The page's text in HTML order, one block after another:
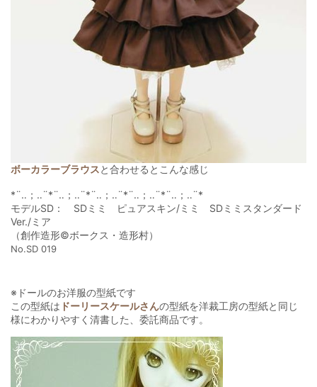
ボーカラーブラウスと合わせるとこんな感じ
*¨‥；‥¨*¨‥；‥¨*¨‥；‥¨*¨‥；‥¨*¨‥；‥¨*
モデルSD： SDミミ ピュアスキン/ミミ SDミミスタンダード
Ver./ミア
（創作造形©ボークス・造形村）
No.SD 019
※ドールのお洋服の型紙です
この型紙は ドーリースケールさんの型紙を洋裁工房の型紙と同じ
様にわかりやすく清書した、委託商品です。